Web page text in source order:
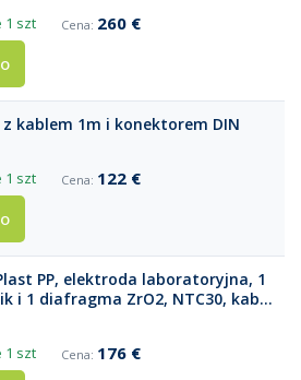
1 szt 260 €
z kablem 1m i konektorem DIN
1 szt 122 €
PP, elektroda laboratoryjna, 1
kabel
1 szt 176 €